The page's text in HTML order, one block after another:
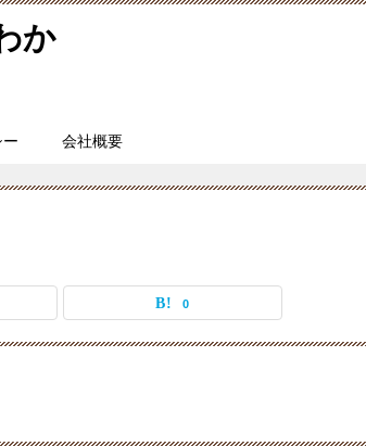
か
会社概要
0